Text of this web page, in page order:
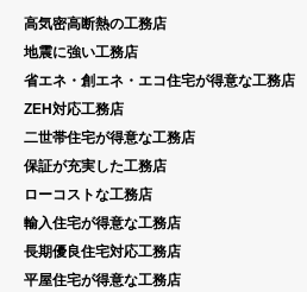
高気密高断熱の工務店
地震に強い工務店
省エネ・創エネ・エコ住宅が得意な工務店
ZEH対応工務店
二世帯住宅が得意な工務店
保証が充実した工務店
ローコストな工務店
輸入住宅が得意な工務店
長期優良住宅対応工務店
平屋住宅が得意な工務店